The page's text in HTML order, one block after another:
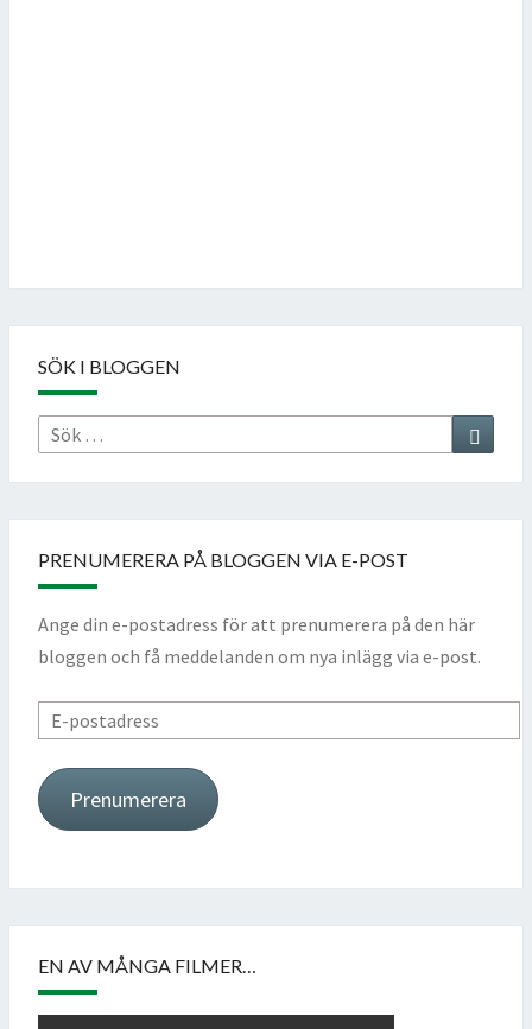
SÖK I BLOGGEN
Sök
efter:
Sök
PRENUMERERA PÅ BLOGGEN VIA E-POST
Ange din e-postadress för att prenumerera på den här
bloggen och få meddelanden om nya inlägg via e-post.
E-
postadress
Prenumerera
EN AV MÅNGA FILMER…